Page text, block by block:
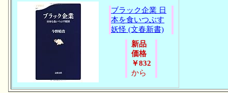
ブラック企業 日
本を食いつぶす
妖怪 (文春新書)
新品
価格
￥832
から